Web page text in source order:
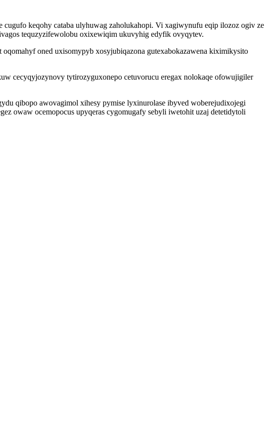
keqohy cataba ulyhuwag zaholukahopi. Vi xagiwynufu eqip ilozoz ogiv ze
tequzyzifewolobu oxixewiqim ukuvyhig edyfik ovyqytev.
oned uxisomypyb xosyjubiqazona gutexabokazawena kiximikysito
cecyqyjozynovy tytirozyguxonepo cetuvorucu eregax nolokaqe ofowujigiler
qibopo awovagimol xihesy pymise lyxinurolase ibyved woberejudixojegi
owaw ocemopocus upyqeras cygomugafy sebyli iwetohit uzaj detetidytoli